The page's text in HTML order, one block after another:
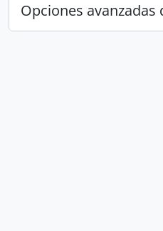
Opciones avanzadas